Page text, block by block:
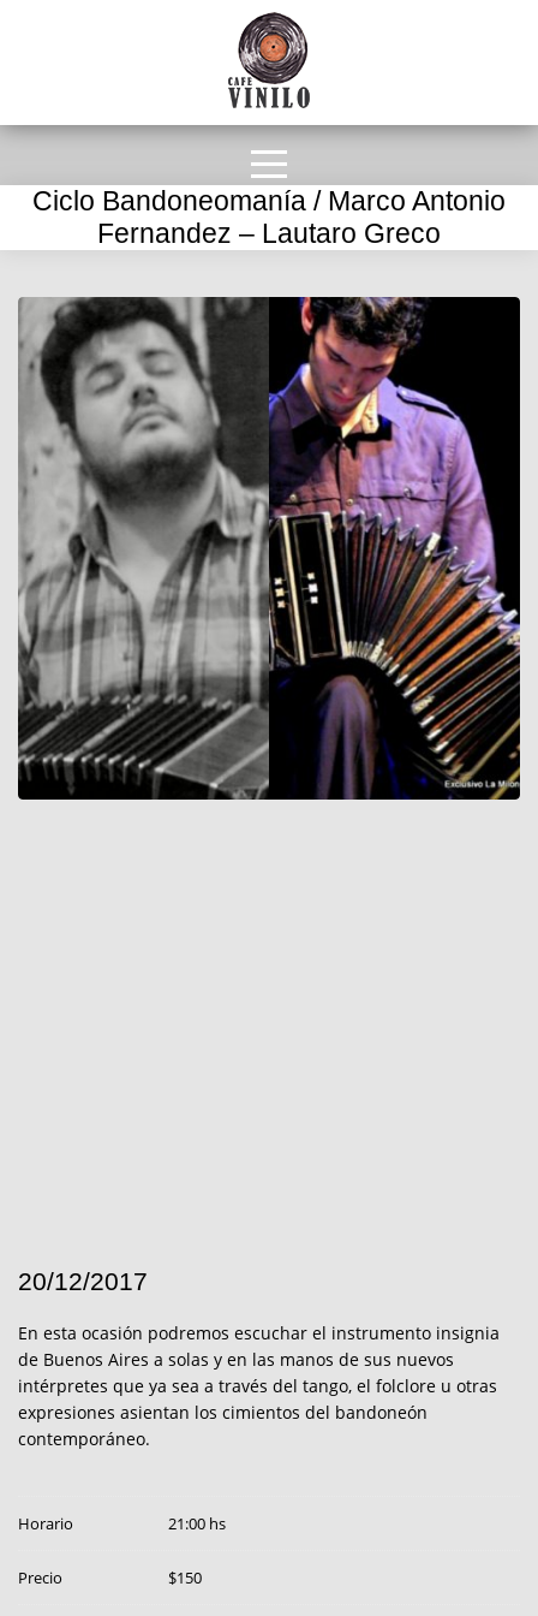
Ciclo Bandoneomanía / Marco Antonio
Fernandez – Lautaro Greco
20/12/2017
En esta ocasión podremos escuchar el instrumento insignia
de Buenos Aires a solas y en las manos de sus nuevos
intérpretes que ya sea a través del tango, el folclore u otras
expresiones asientan los cimientos del bandoneón
contemporáneo.
Horario 21:00 hs
Precio $150